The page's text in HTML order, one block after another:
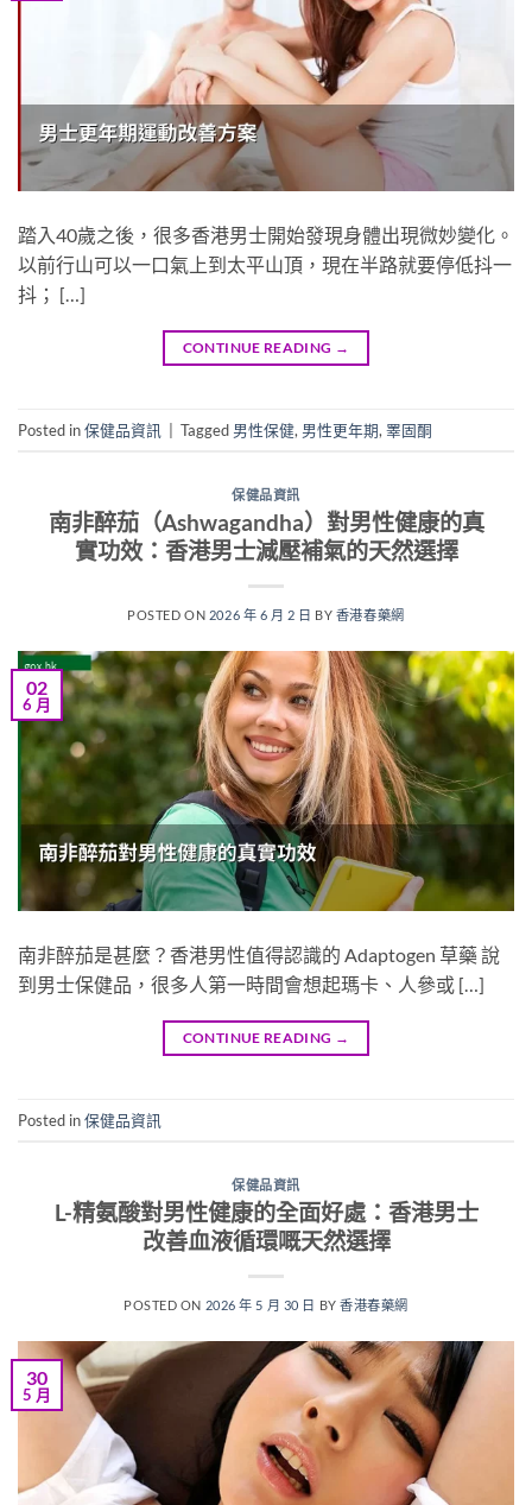
踏入40歲之後，很多香港男士開始發現身體出現微妙變化。
以前行山可以一口氣上到太平山頂，現在半路就要停低抖一
抖； […]
CONTINUE READING →
Posted in保健品資訊 | Tagged 男性保健, 男性更年期, 睪固酮
保健品資訊
南非醉茄（Ashwagandha）對男性健康的真
實功效：香港男士減壓補氣的天然選擇
POSTED ON 2026 年 6 月 2 日 BY 香港春藥網
02
6 月
南非醉茄是甚麼？香港男性值得認識的 Adaptogen 草藥 說
到男士保健品，很多人第一時間會想起瑪卡、人參或 […]
CONTINUE READING →
Posted in保健品資訊
保健品資訊
L-精氨酸對男性健康的全面好處：香港男士
改善血液循環嘅天然選擇
POSTED ON 2026 年 5 月 30 日 BY香港春藥網
30
5 月